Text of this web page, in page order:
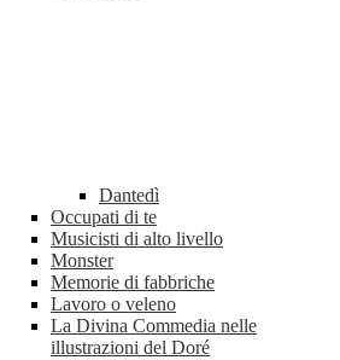
Dantedì
Occupati di te
Musicisti di alto livello
Monster
Memorie di fabbriche
Lavoro o veleno
La Divina Commedia nelle
illustrazioni del Doré